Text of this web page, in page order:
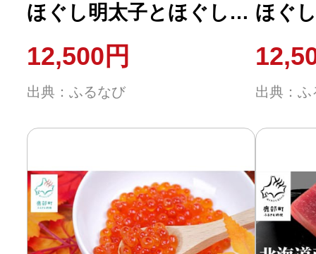
はじめるバイブルとは
よくあるご質問
問い合わせ
ほぐし明太子とほぐし醤
油たらこのセット
2.1kg（300g×7p）たら
こ タラコ 個包装
12,500円
出典：ふるなび
ほぐ
油た
2.1kg
こ タ
出典：ふ